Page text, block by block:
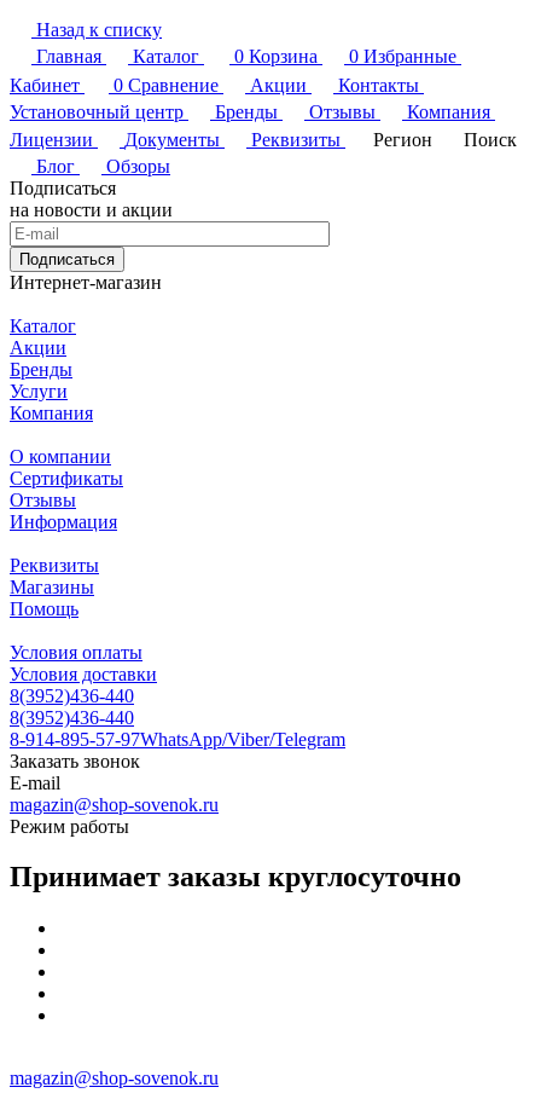
Назад к списку
Главная
Каталог 0 Корзина 0 Избранные
Кабинет
0 Сравнение Акции
Контакты
Установочный центр
Бренды Отзывы
Компания
Лицензии
Документы Реквизиты Регион
Поиск
Блог
Обзоры
Подписаться
на новости и акции
Подписаться
Интернет-магазин
Каталог
Акции
Бренды
Услуги
Компания
О компании
Сертификаты
Отзывы
Информация
Реквизиты
Магазины
Помощь
Условия оплаты
Условия доставки
8(3952)436-440
8(3952)436-440
8-914-895-57-97WhatsApp/Viber/Telegram
Заказать звонок
E-mail
magazin@shop-sovenok.ru
Режим работы
Принимает заказы круглосуточно
magazin@shop-sovenok.ru